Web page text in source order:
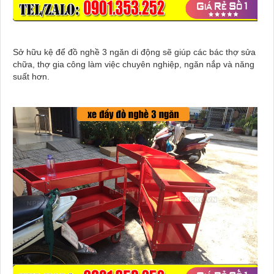
Sở hữu kệ để đồ nghề 3 ngăn di động sẽ giúp các bác thợ sửa
chữa, thợ gia công làm việc chuyên nghiệp, ngăn nắp và năng
suất hơn.